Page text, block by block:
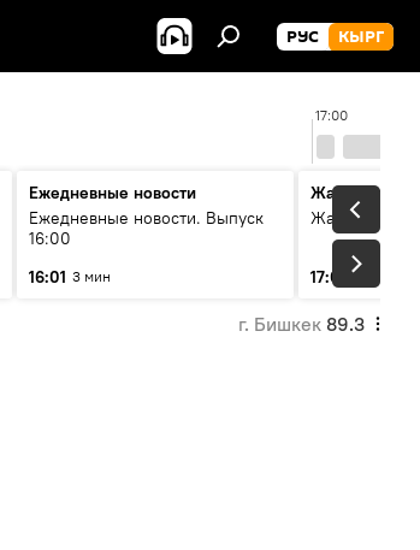
РУС КЫРГ
17:00
Ежедневные новости
Ежедневные новости. Выпуск
16:00
16:01 3 мин
Жаңылыктар
17:01 3 мин
г. Бишкек 89.3